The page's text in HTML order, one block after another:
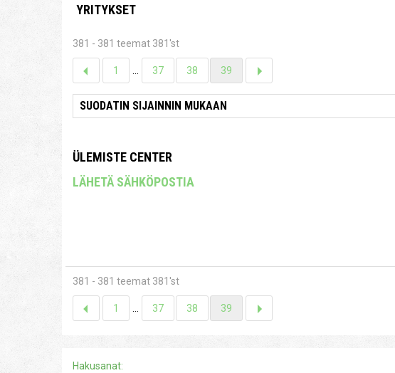
YRITYKSET
381 - 381 teemat 381'st
1 37 38 39
ÜLEMISTE CENTER
LÄHETÄ SÄHKÖPOSTIA
381 - 381 teemat 381'st
1 37 38 39
Hakusanat: